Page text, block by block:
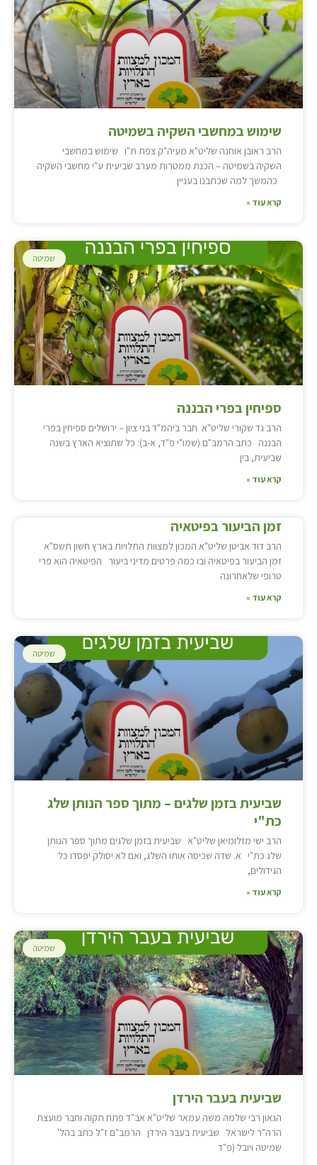
שימוש במחשבי השקיה בשמיטה
הרב ראובן אוחנה שליט"א מעיה"ק צפת ת"ו שימוש במחשבי
השקיה בשמיטה – הכנת ממטרות מערב שביעית ע"י מחשבי השקיה
כהמשך למה שכתבנו בעניין
קרא עוד »
שמיטה
ספיחין בפרי הבננה
הרב גד שקורי שליט"א חבר ביהמ"ד בני ציון – ירושלים ספיחין בפרי
הבננה כתב הרמב"ם (שמו"י פ"ד, א-ב): כל שתוציא הארץ בשנה
שביעית, בין
קרא עוד »
זמן הביעור בפיטאיה
הרב דוד אביטן שליט"א המכון למצוות התלויות בארץ חשון תשס"א
זמן הביעור בפיטאיה ובו כמה פרטים מדיני ביעור הפיטאיה הוא פרי
טרופי שלאחרונה
קרא עוד »
שמיטה
שביעית בזמן שלגים – מתוך ספר הנותן שלג
כת"י
הרב ישי מזלומיאן שליט"א שביעית בזמן שלגים מתוך ספר הנותן
שלג כת"י א. שדה שכיסה אותו השלג, ואם לא יסולק יפסדו כל
הגידולים,
קרא עוד »
שמיטה
שביעית בעבר הירדן
הגאון רבי שלמה משה עמאר שליט"א אב"ד פתח תקוה וחבר מועצת
הרה"ר לישראל שביעית בעבר הירדן הרמב"ם ז"ל כתב בהל'
שמיטה ויובל (פ"ד